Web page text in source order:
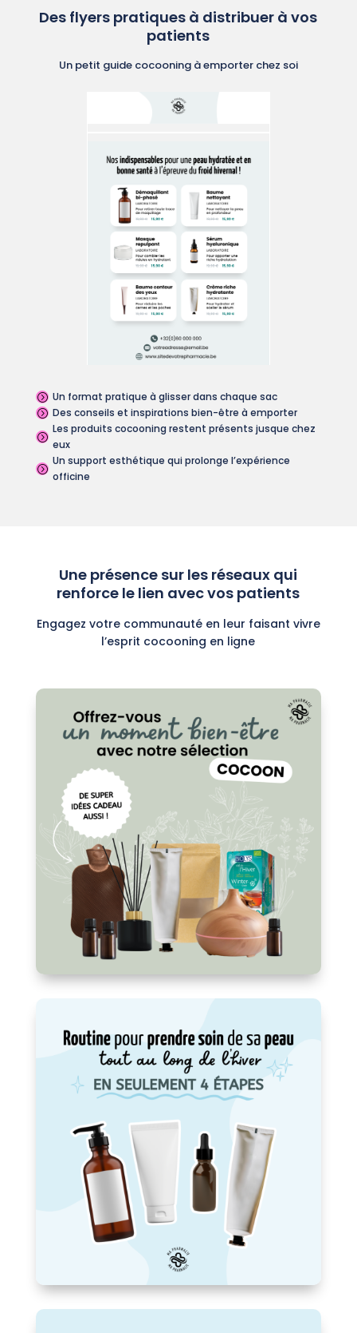
Des flyers pratiques à distribuer à vos
patients
Un petit guide cocooning à emporter chez soi
= Un format pratique à glisser dans chaque sac
= Des conseils et inspirations bien-être à emporter
=
Les produits cocooning restent présents jusque chez
eux
=
Un support esthétique qui prolonge l’expérience
officine
Une présence sur les réseaux qui
renforce le lien avec vos patients
Engagez votre communauté en leur faisant vivre
l’esprit cocooning en ligne